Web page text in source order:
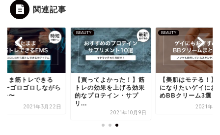
関連記事
まま筋トレできる
〜ゴロゴロしながら
レ〜
2021年3月22日
BEAUTY
【買ってよかった！】筋
トレの効果を上げる効果
的なプロテイン・サプ
リ...
2021年10月9日
BEAUTY
【美肌はモテる！】
になりたいゲイにお
めBBクリーム3選！
2021年1